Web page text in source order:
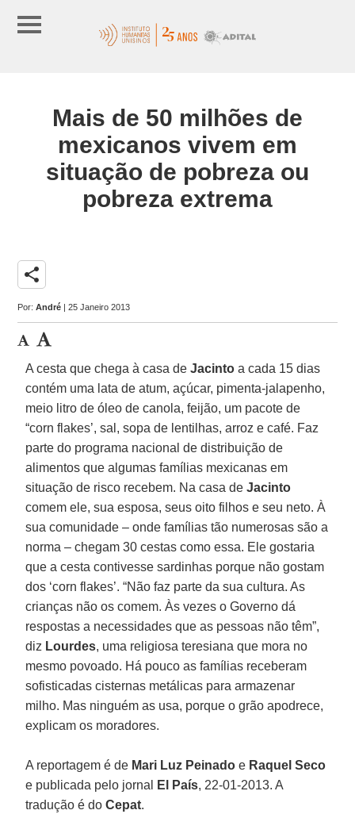
Mais de 50 milhões de
mexicanos vivem em
situação de pobreza ou
pobreza extrema
share
Por:André | 25 Janeiro 2013
A cesta que chega à casa deJacintoa cada 15 dias
contém uma lata de atum, açúcar, pimenta-jalapenho,
meio litro de óleo de canola, feijão, um pacote de
“corn flakes’, sal, sopa de lentilhas, arroz e café. Faz
parte do programa nacional de distribuição de
alimentos que algumas famílias mexicanas em
situação de risco recebem. Na casa deJacinto
comem ele, sua esposa, seus oito filhos e seu neto. À
sua comunidade – onde famílias tão numerosas são a
norma – chegam 30 cestas como essa. Ele gostaria
que a cesta contivesse sardinhas porque não gostam
dos ‘corn flakes’. “Não faz parte da sua cultura. As
crianças não os comem. Às vezes o Governo dá
respostas a necessidades que as pessoas não têm”,
diz Lourdes, uma religiosa teresiana que mora no
mesmo povoado. Há pouco as famílias receberam
sofisticadas cisternas metálicas para armazenar
milho. Mas ninguém as usa, porque o grão apodrece,
explicam os moradores.
A reportagem é de Mari Luz Peinado e Raquel Seco
e publicada pelo jornal
El País, 22-01-2013. A
tradução é doCepat.